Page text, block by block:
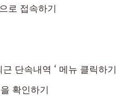
로 접속하기
단속내역 ‘ 메뉴 클릭하기
확인하기